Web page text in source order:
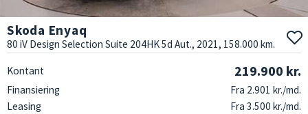
Skoda Enyaq
80 iV Design Selection Suite 204HK 5d Aut., 2021, 158.000 km.
Kontant 219.900 kr.
Finansiering
Fra 2.901 kr./md.
Leasing
Fra 3.500 kr./md.